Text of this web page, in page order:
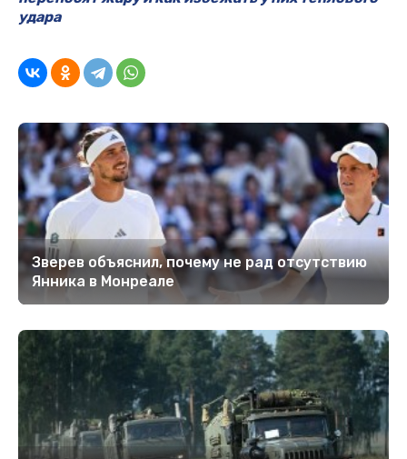
удара
Зверев объяснил, почему не рад отсутствию
Янника в Монреале